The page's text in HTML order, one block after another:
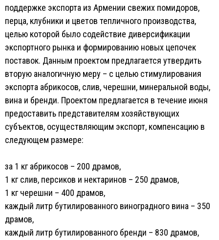
поддержке экспорта из Армении свежих помидоров,
перца, клубники и цветов тепличного производства,
целью которой было содействие диверсификации
экспортного рынка и формированию новых цепочек
поставок. Данным проектом предлагается утвердить
вторую аналогичную меру – с целью стимулирования
экспорта абрикосов, слив, черешни, минеральной воды,
вина и бренди. Проектом предлагается в течение июня
предоставить представителям хозяйствующих
субъектов, осуществляющим экспорт, компенсацию в
следующем размере:
за 1 кг абрикосов – 200 драмов,
1 кг слив, персиков и нектаринов – 250 драмов,
1 кг черешни – 400 драмов,
каждый литр бутилированного виноградного вина – 350
драмов,
каждый литр бутилированного бренди – 830 драмов,